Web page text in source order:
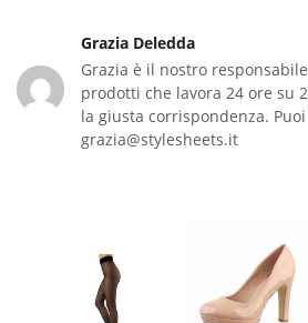
Grazia Deledda
Grazia è il nostro
prodotti che lavora 24 ore su
la giusta corrispondenza.
grazia@stylesheets.it